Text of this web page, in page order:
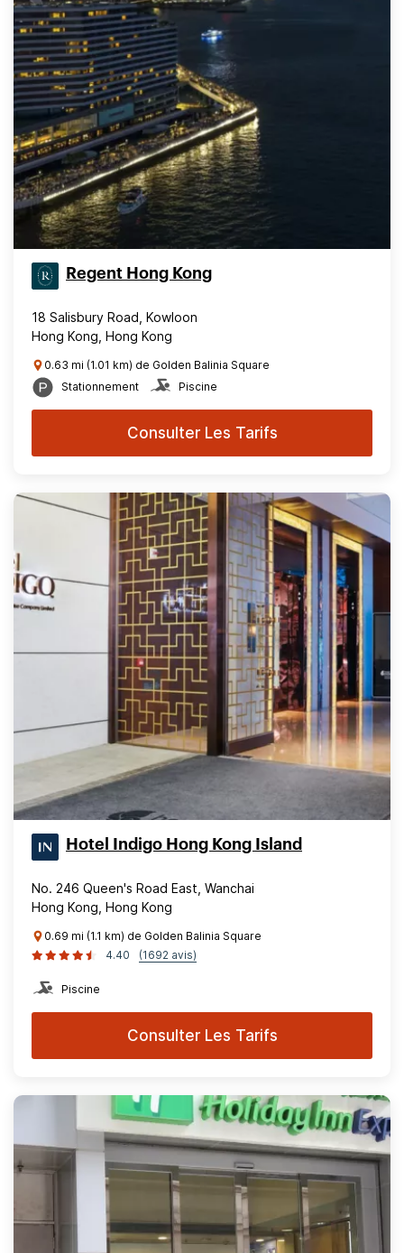
Regent Hong Kong
18 Salisbury Road, Kowloon
Hong Kong, Hong Kong
0.63 mi (1.01 km) de Golden Balinia Square
Stationnement
Piscine
Consulter Les Tarifs
Hotel Indigo Hong Kong Island
No. 246 Queen's Road East, Wanchai
Hong Kong, Hong Kong
0.69 mi (1.1 km) de Golden Balinia Square
4.40
(1692 avis)
Piscine
Consulter Les Tarifs